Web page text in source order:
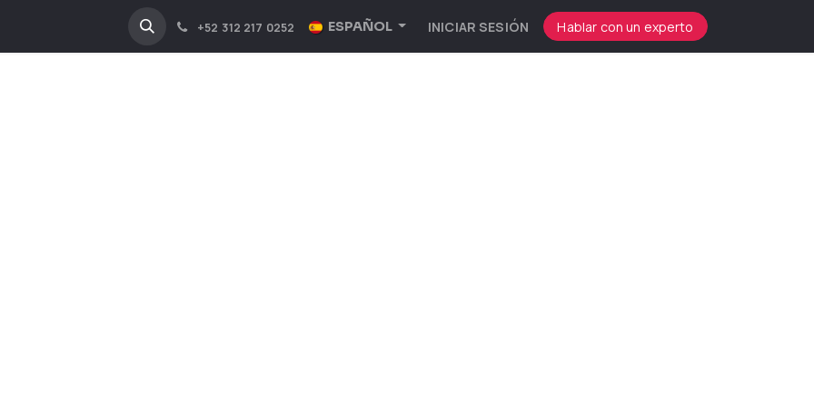
INDUSTRIAS +52 312 217 0252 ESPAÑOL INICIAR SESIÓN Hablar con un experto